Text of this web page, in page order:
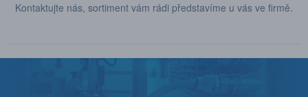
Kontaktujte nás, sortiment vám rádi představíme u vás ve firmě.